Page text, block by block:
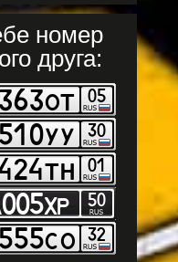
номер
друга: